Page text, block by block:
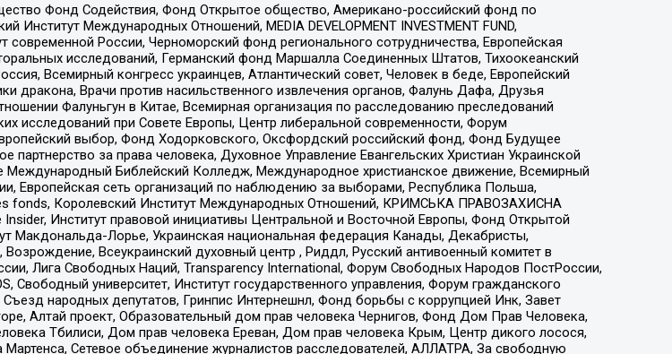
Фонд Содействия, Фонд Открытое общество, Американо-российский фонд по
Международных Отношений, MEDIA DEVELOPMENT INVESTMENT FUND,
России, Черноморский фонд регионального сотрудничества, Европейская
исследований, Германский фонд Маршалла Соединенных Штатов, Тихоокеанский
Всемирный конгресс украинцев, Атлантический совет, Человек в беде, Европейский
Врачи против насильственного извлечения органов, Фалунь Дафа, Друзья
Фалуньгун в Китае, Всемирная организация по расследованию преследований
исследований при Совете Европы, Центр либеральной современности, Форум
выбор, Фонд Ходорковского, Оксфордский российский фонд, Фонд Будущее
за права человека, Духовное Управление Евангельских Христиан Украинской
Библейский Колледж, Международное христианское движение, Всемирный
Европейская сеть организаций по наблюдению за выборами, Республика Польша,
fonds, Королевский Институт Международных Отношений, КРИМСЬКА ПРАВОЗАХИСНА
Институт правовой инициативы Центральной и Восточной Европы, Фонд Открытой
Макдональда-Лорье, Украинская национальная федерация Канады, Декабристы,
Всеукраинский духовный центр , Риддл, Русский антивоенный комитет в
Лига Свободных Наций, Transparеncy International, Форум Свободных Народов ПостРоссии,
университет, Институт государственного управления, Форум гражданского
народных депутатов, Гринпис Интернешнл, Фонд борьбы с коррупцией Инк, Завет
Алтай проект, Образовательный дом прав человека Чернигов, Фонд Дом Прав Человека,
Тбилиси, Дом прав человека Ереван, Дом прав человека Крым, Центр дикого лосося,
Сетевое объединение журналистов расследователей, АЛЛАТРА, За свободную